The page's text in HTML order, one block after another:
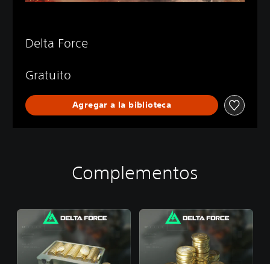
Delta Force
Gratuito
Agregar a la biblioteca
Complementos